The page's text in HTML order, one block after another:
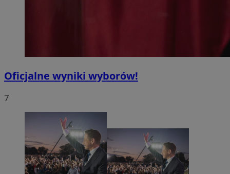
Oficjalne wyniki wyborów!
7